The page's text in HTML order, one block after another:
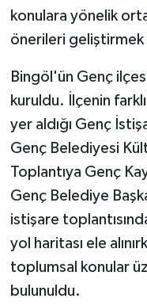
konulara yönelik
önerileri geliştirmek
Bingöl'ün Genç
kuruldu. İlçenin
yer aldığı Genç
Genç Belediyesi
Toplantıya Genç
Genç Belediye
istişare
yol haritası ele
toplumsal konular
bulunuldu.
GENEL
GÜNDEM
Güvenlik
HABERDE İNSAN
İNSAN
İş Dünyası